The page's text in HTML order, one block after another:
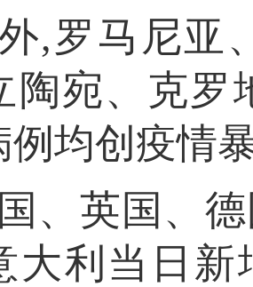
,罗马尼亚
陶宛、克罗
例均创疫情
、英国、
大利当日新